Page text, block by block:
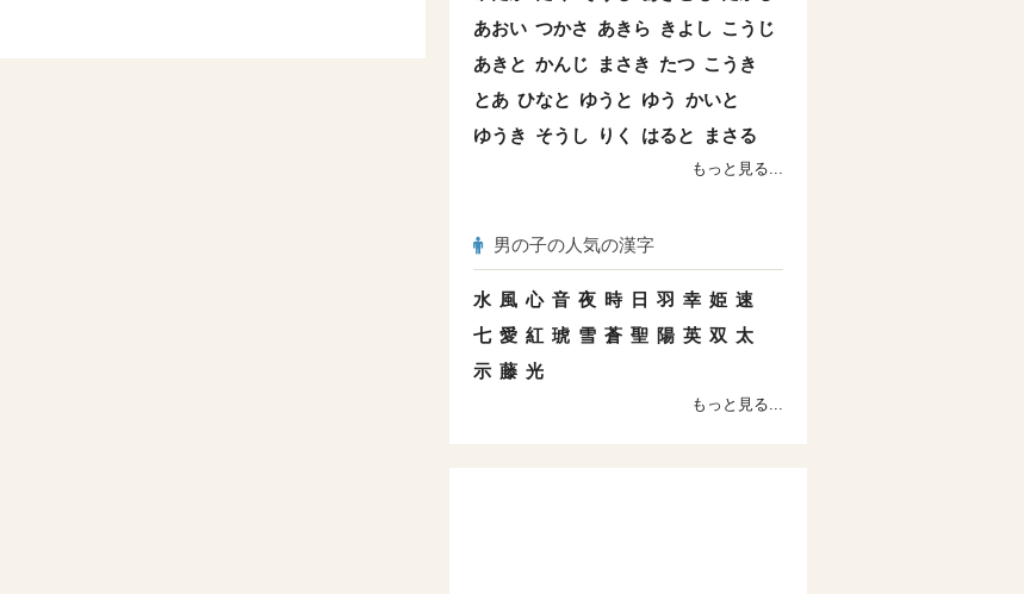
あおい つかさ あきら きよし こうじ
あきと かんじ まさき たつ こうき
とあ ひなと ゆうと ゆう かいと
ゆうき そうし りく はると まさる
もっと見る...
男の子の人気の漢字
水 風 心 音 夜 時 日 羽 幸 姫 速
七 愛 紅 琥 雪 蒼 聖 陽 英 双 太
示 藤 光
もっと見る...